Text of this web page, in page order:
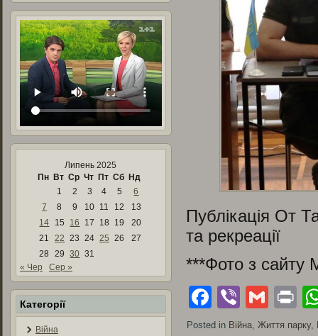
Липень 2025
Пн Вт Ср Чт Пт Сб Нд
1
2 3 4 5
6
7
8 9 10 11 12
13
14
15 16 17 18 19
20
21
22 23 24 25 26
27
28
29 30 31
« Чер
Сер »
Категорії
Війна
Публікація От
та рекреації
***Фото з сайту
Facebook
Viber
Posted in Війна Життя парку,